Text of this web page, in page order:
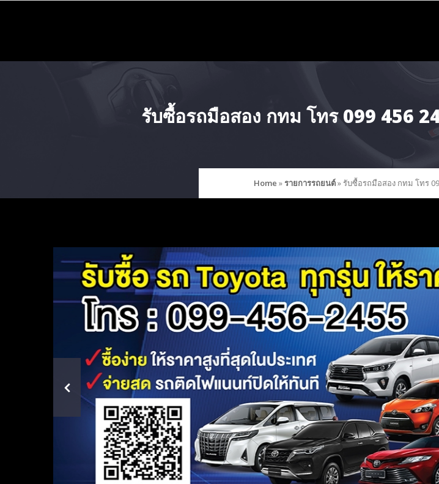
รับซื้อรถมือสอง กทม โทร 099 456
Home »รายการรถยนต์» รับซื้อรถมือสอง กทม โทร